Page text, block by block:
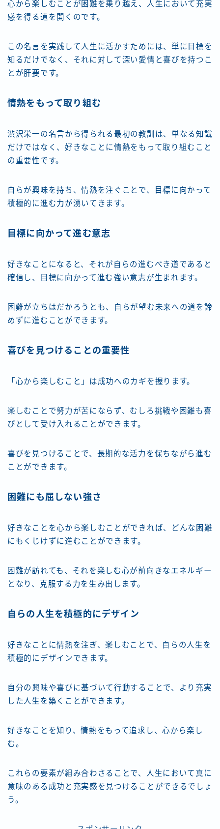
心から楽しむことが困難を乗り越え、人生において充実
感を得る道を開くのです。
この名言を実践して人生に活かすためには、単に目標を
知るだけでなく、それに対して深い愛情と喜びを持つこ
とが肝要です。
情熱をもって取り組む
渋沢栄一の名言から得られる最初の教訓は、単なる知識
だけではなく、好きなことに情熱をもって取り組むこと
の重要性です。
自らが興味を持ち、情熱を注ぐことで、目標に向かって
積極的に進む力が湧いてきます。
目標に向かって進む意志
好きなことになると、それが自らの進むべき道であると
確信し、目標に向かって進む強い意志が生まれます。
困難が立ちはだかろうとも、自らが望む未来への道を諦
めずに進むことができます。
喜びを見つけることの重要性
「心から楽しむこと」は成功へのカギを握ります。
楽しむことで努力が苦にならず、むしろ挑戦や困難も喜
びとして受け入れることができます。
喜びを見つけることで、長期的な活力を保ちながら進む
ことができます。
困難にも屈しない強さ
好きなことを心から楽しむことができれば、どんな困難
にもくじけずに進むことができます。
困難が訪れても、それを楽しむ心が前向きなエネルギー
となり、克服する力を生み出します。
自らの人生を積極的にデザイン
好きなことに情熱を注ぎ、楽しむことで、自らの人生を
積極的にデザインできます。
自分の興味や喜びに基づいて行動することで、より充実
した人生を築くことができます。
好きなことを知り、情熱をもって追求し、心から楽し
む。
これらの要素が組み合わさることで、人生において真に
意味のある成功と充実感を見つけることができるでしょ
う。